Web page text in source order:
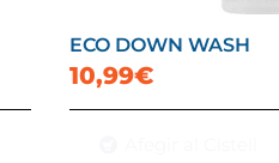
ECO DOWN WASH
10,99€